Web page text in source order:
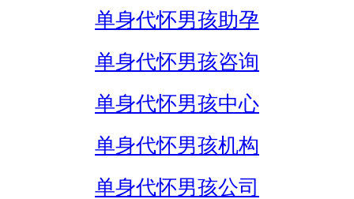
单身代怀男孩助孕
单身代怀男孩咨询
单身代怀男孩中心
单身代怀男孩机构
单身代怀男孩公司